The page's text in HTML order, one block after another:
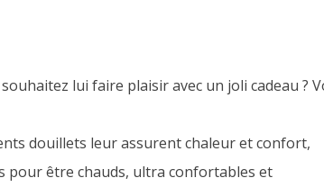
lui faire plaisir avec un joli cadeau ?
douillets leur assurent chaleur et confort,
pour être chauds, ultra confortables et